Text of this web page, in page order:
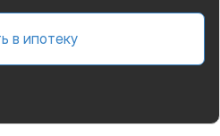
в ипотеку